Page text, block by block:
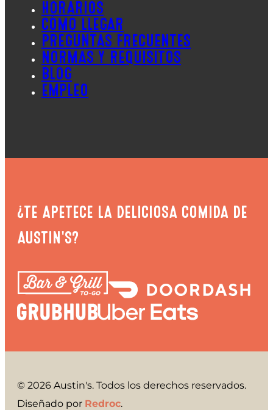
HORARIOS
CÓMO LLEGAR
PREGUNTAS FRECUENTES
NORMAS Y REQUISITOS
BLOG
EMPLEO
¿TE APETECE LA DELICIOSA COMIDA DE
AUSTIN'S?
© 2026 Austin's. Todos los derechos reservados.
Diseñado por Redroc.